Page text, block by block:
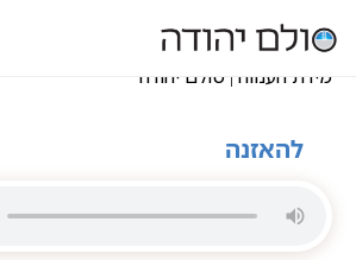
content
עמוד ראשי שיעורי וידאו
מידת הענווה | סולם יהודה
להאזנה